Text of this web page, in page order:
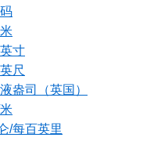
寸
尺
盎司（英国）
/每百英里